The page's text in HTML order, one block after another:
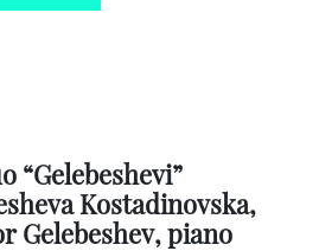
“Gelebeshevi”
Kostadinovska,
Gelebeshev, piano